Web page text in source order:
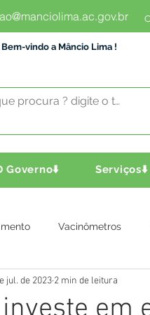
Bem-vindo a Mâncio Lima !
Governo⬇️ Serviços⬇️
Vacinômetros
Transporte Assistência
jul. de 2023 2 min de leitura